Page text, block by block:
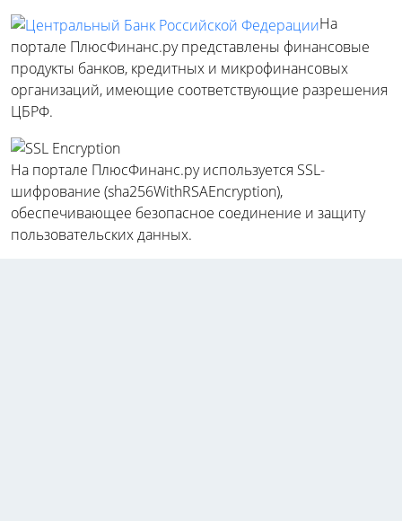
На
портале ПлюсФинанс.ру представлены финансовые
продукты банков, кредитных и микрофинансовых
организаций, имеющие соответствующие разрешения
ЦБРФ.
На портале ПлюсФинанс.ру используется SSL-
шифрование (sha256WithRSAEncryption),
обеспечивающее безопасное соединение и защиту
пользовательских данных.